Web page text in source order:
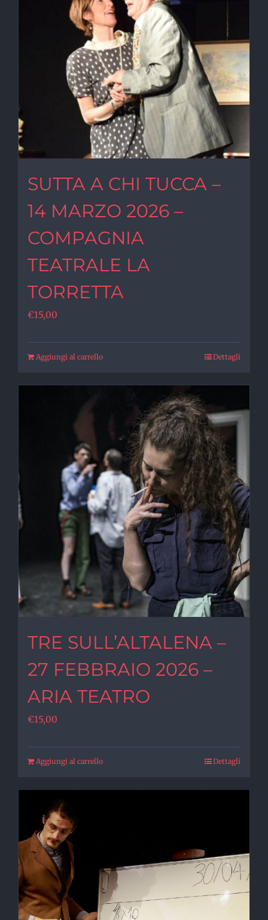
SUTTA A CHI TUCCA –
14 MARZO 2026 –
COMPAGNIA
TEATRALE LA
TORRETTA
€15,00
Aggiungi al carrello Dettagli
TRE SULL’ALTALENA –
27 FEBBRAIO 2026 –
ARIA TEATRO
€15,00
Aggiungi al carrello Dettagli